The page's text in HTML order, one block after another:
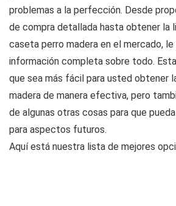
problemas a la perfección. Desde
de compra detallada hasta obtener la
caseta perro madera en el mercado,
información completa sobre todo.
que sea más fácil para usted obtener
madera de manera efectiva, pero
de algunas otras cosas para que
para aspectos futuros.
Aquí está nuestra lista de mejores